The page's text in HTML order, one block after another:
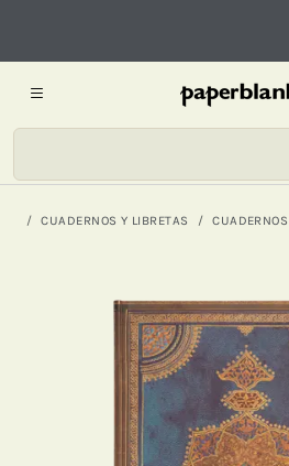
CUADERNOS Y LIBRETAS CUADERNOS